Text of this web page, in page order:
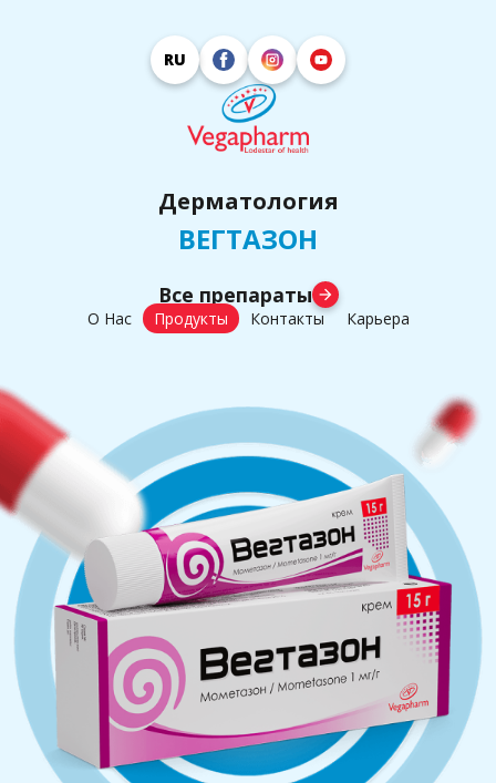
RU
Дерматология
ВЕГТАЗОН
Все препараты arrow_forward
О Нас Продукты Контакты Карьера